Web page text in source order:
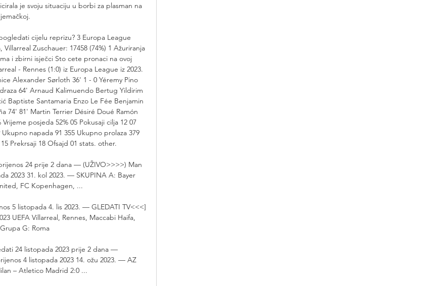
je svoju situaciju u borbi za plasman na
cijelu reprizu? 3 Europa League
Zuschauer: 17458 (74%) 1 Ažuriranja
i zbirni isječci Sto cete pronaci na ovoj
- Rennes (1:0) iz Europa League iz 2023.
Alexander Sørloth 36' 1 - 0 Yéremy Pino
64' Arnaud Kalimuendo Bertug Yildirim
Baptiste Santamaria Enzo Le Fée Benjamin
74' 81' Martin Terrier Désiré Doué Ramón
posjeda 52% 05 Pokusaji cilja 12 07
napada 91 355 Ukupno prolaza 379
Prekrsaji 18 Ofsajd 01 stats. other.
24 prije 2 dana — (UŽIVO>>>>) Man
2023 31. kol 2023. — SKUPINA A: Bayer
FC Kopenhagen, ...
5 listopada 4. lis 2023. — GLEDATI TV<<<]
UEFA Villarreal, Rennes, Maccabi Haifa,
G: Roma
24 listopada 2023 prije 2 dana —
4 listopada 2023 14. ožu 2023. — AZ
– Atletico Madrid 2:0 ...